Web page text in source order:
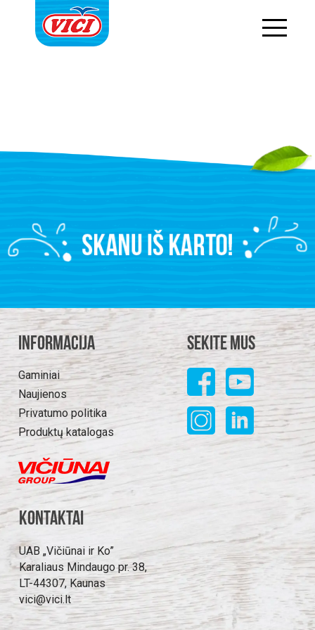
Informacija
Gaminiai
Naujienos
Privatumo politika
Produktų katalogas
Sekite mus
Kontaktai
UAB „Vičiūnai ir Ko”
Karaliaus Mindaugo pr. 38,
LT-44307, Kaunas
vici@vici.lt